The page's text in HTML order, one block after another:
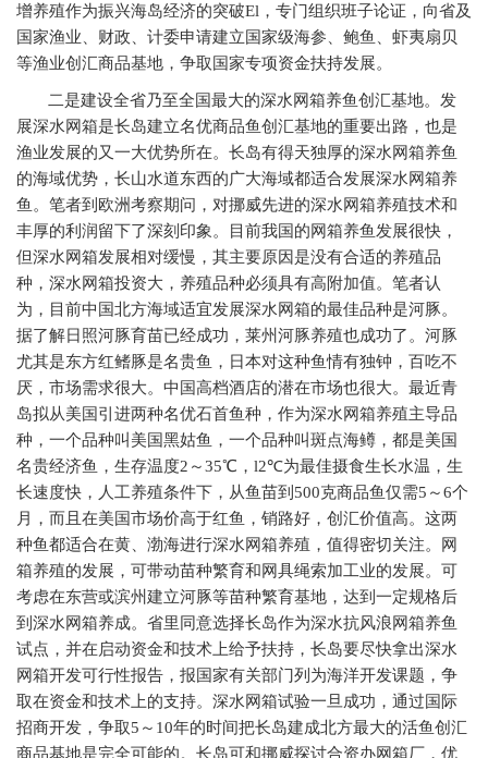
增养殖作为振兴海岛经济的突破El，专门组织班子论证，向省及
国家渔业、财政、计委申请建立国家级海参、鲍鱼、虾夷扇贝
等渔业创汇商品基地，争取国家专项资金扶持发展。
二是建设全省乃至全国最大的深水网箱养鱼创汇基地。发
展深水网箱是长岛建立名优商品鱼创汇基地的重要出路，也是
渔业发展的又一大优势所在。长岛有得天独厚的深水网箱养鱼
的海域优势，长山水道东西的广大海域都适合发展深水网箱养
鱼。笔者到欧洲考察期问，对挪威先进的深水网箱养殖技术和
丰厚的利润留下了深刻印象。目前我国的网箱养鱼发展很快，
但深水网箱发展相对缓慢，其主要原因是没有合适的养殖品
种，深水网箱投资大，养殖品种必须具有高附加值。笔者认
为，目前中国北方海域适宜发展深水网箱的最佳品种是河豚。
据了解日照河豚育苗已经成功，莱州河豚养殖也成功了。河豚
尤其是东方红鳍豚是名贵鱼，日本对这种鱼情有独钟，百吃不
厌，市场需求很大。中国高档酒店的潜在市场也很大。最近青
岛拟从美国引进两种名优石首鱼种，作为深水网箱养殖主导品
种，一个品种叫美国黑姑鱼，一个品种叫斑点海鳟，都是美国
名贵经济鱼，生存温度2～35℃，l2℃为最佳摄食生长水温，生
长速度快，人工养殖条件下，从鱼苗到500克商品鱼仅需5～6个
月，而且在美国市场价高于红鱼，销路好，创汇价值高。这两
种鱼都适合在黄、渤海进行深水网箱养殖，值得密切关注。网
箱养殖的发展，可带动苗种繁育和网具绳索加工业的发展。可
考虑在东营或滨州建立河豚等苗种繁育基地，达到一定规格后
到深水网箱养成。省里同意选择长岛作为深水抗风浪网箱养鱼
试点，并在启动资金和技术上给予扶持，长岛要尽快拿出深水
网箱开发可行性报告，报国家有关部门列为海洋开发课题，争
取在资金和技术上的支持。深水网箱试验一旦成功，通过国际
招商开发，争取5～10年的时间把长岛建成北方最大的活鱼创汇
商品基地是完全可能的。长岛可和挪威探讨合资办网箱厂，优